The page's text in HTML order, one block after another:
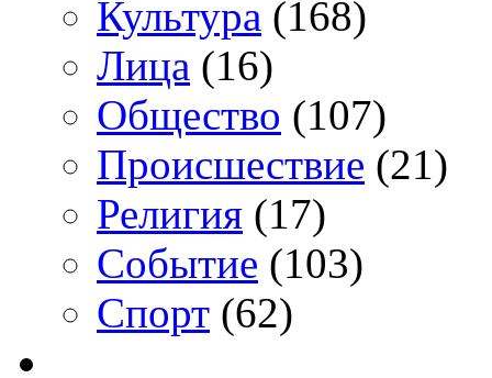
Культура (168)
Лица (16)
Общество (107)
Происшествие (21)
Религия (17)
Событие (103)
Спорт (62)